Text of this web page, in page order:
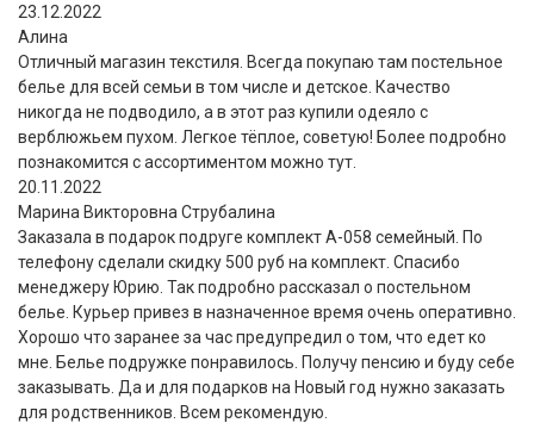
23.12.2022
Алина
Отличный магазин текстиля. Всегда покупаю там постельное
белье для всей семьи в том числе и детское. Качество
никогда не подводило, а в этот раз купили одеяло с
верблюжьем пухом. Легкое тёплое, советую! Более подробно
познакомится с ассортиментом можно тут.
20.11.2022
Марина Викторовна Струбалина
Заказала в подарок подруге комплект А-058 семейный. По
телефону сделали скидку 500 руб на комплект. Спасибо
менеджеру Юрию. Так подробно рассказал о постельном
белье. Курьер привез в назначенное время очень оперативно.
Хорошо что заранее за час предупредил о том, что едет ко
мне. Белье подружке понравилось. Получу пенсию и буду себе
заказывать. Да и для подарков на Новый год нужно заказать
для родственников. Всем рекомендую.